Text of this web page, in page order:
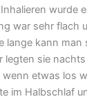
wurde
war sehr flach
lange kann
legten sie
etwas los
im Halbschlaf